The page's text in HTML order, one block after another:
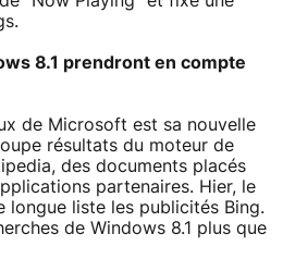
8.1 prendront en compte
de Microsoft est sa nouvelle
résultats du moteur de
des documents placés
partenaires. Hier, le
longue liste les publicités Bing.
de Windows 8.1 plus que